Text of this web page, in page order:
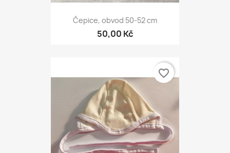
Čepice, obvod 50-52 cm
50,00 Kč
favorite_border